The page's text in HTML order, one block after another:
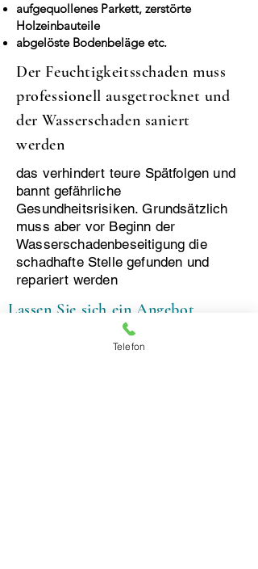
aufgequollenes Parkett, zerstörte
Holzeinbauteile
abgelöste Bodenbeläge etc.
Der Feuchtigkeitsschaden muss
professionell ausgetrocknet und
der Wasserschaden saniert
werden
das verhindert teure Spätfolgen und
bannt gefährliche
Gesundheitsrisiken. Grundsätzlich
muss aber vor Beginn der
Wasserschadenbeseitigung die
schadhafte Stelle gefunden und
repariert werden
Lassen Sie sich ein Angebot
erstellen (incl. Beratung)
Telefon